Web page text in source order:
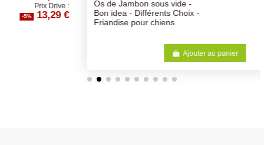
Os de Jambon sous vide -
Bon idea - Différents Choix -
Friandise pour chiens